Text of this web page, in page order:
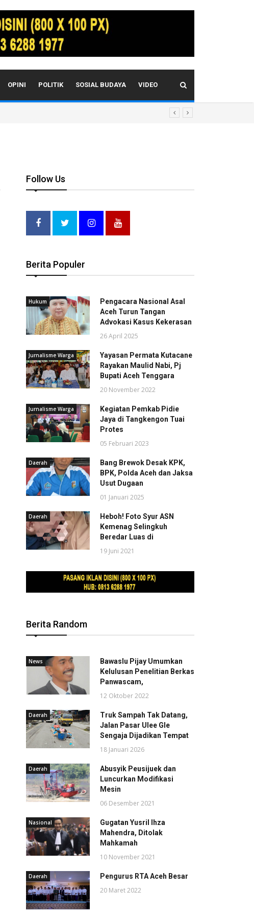
OPINI POLITIK SOSIAL BUDAYA VIDEO
Follow Us
Berita Populer
Hukum
Pengacara Nasional Asal
Aceh Turun Tangan
Advokasi Kasus Kekerasan
26 April 2025
Jurnalisme Warga
Yayasan Permata Kutacane
Rayakan Maulid Nabi, Pj
Bupati Aceh Tenggara
20 November 2022
Jurnalisme Warga
Kegiatan Pemkab Pidie
Jaya di Tangkengon Tuai
Protes
05 Februari 2023
Daerah
Bang Brewok Desak KPK,
BPK, Polda Aceh dan Jaksa
Usut Dugaan
01 Januari 2025
Daerah
Heboh! Foto Syur ASN
Kemenag Selingkuh
Beredar Luas di
19 Juni 2021
Berita Random
News
Bawaslu Pijay Umumkan
Kelulusan Penelitian Berkas
Panwascam,
12 Oktober 2022
Daerah
Truk Sampah Tak Datang,
Jalan Pasar Ulee Gle
Sengaja Dijadikan Tempat
18 Januari 2026
Daerah
Abusyik Peusijuek dan
Luncurkan Modifikasi
Mesin
06 Desember 2021
Nasional
Gugatan Yusril Ihza
Mahendra, Ditolak
Mahkamah
10 November 2021
Daerah Pengurus RTA Aceh Besar
20 Maret 2022